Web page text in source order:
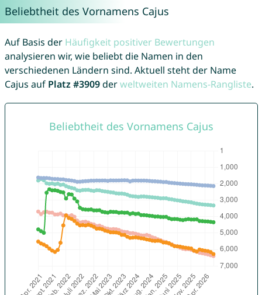
Beliebtheit des Vornamens Cajus
Auf Basis der Häufigkeit positiver Bewertungen
analysieren wir, wie beliebt die Namen in den
verschiedenen Ländern sind. Aktuell steht der Name
Cajus auf Platz #3909derweltweiten Namens-Rangliste.